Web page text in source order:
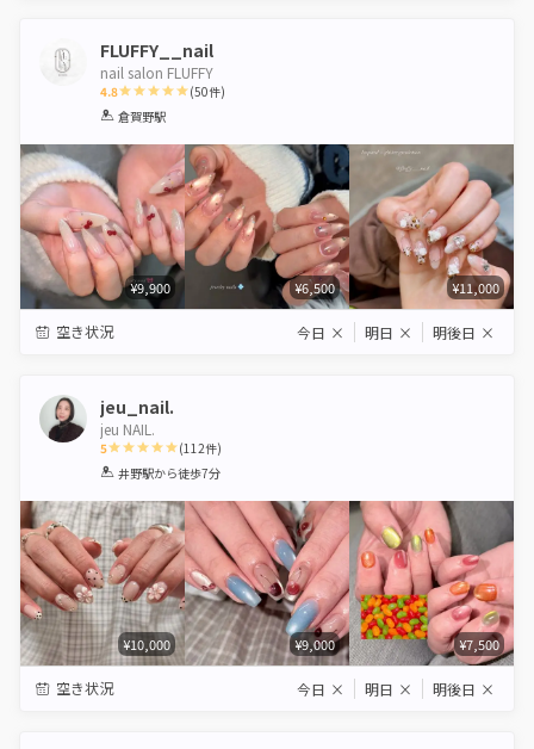
FLUFFY__nail
nail salon FLUFFY
4.8
1 2 3 4
(50件)
倉賀野駅
¥9,900 ¥6,500 ¥11,000
空き状況 今日 × 明日 × 明後日 ×
jeu_nail.
jeu NAIL.
5
1 2 3 4 5
(112件)
井野駅から徒歩7分
¥10,000 ¥9,000 ¥7,500
空き状況 今日 × 明日 × 明後日 ×